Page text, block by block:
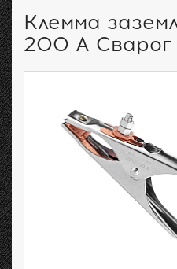
Клемма
200 А Сварог